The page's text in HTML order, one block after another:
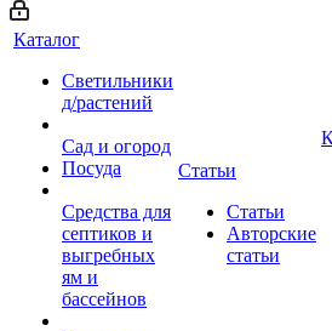
Каталог
Светильники
д/растений
Сад и огород
Посуда
Средства для
септиков и
выгребных
ям и
бассейнов
Статьи
Статьи
Авторские
статьи